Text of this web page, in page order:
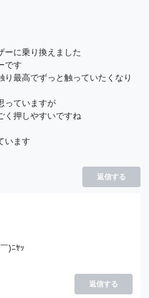
ーに乗り換えました
です
最高でずっと触っていたくなり
っていますが
く押しやすいですね
います
返信する
)ﾆﾔｯ
返信する